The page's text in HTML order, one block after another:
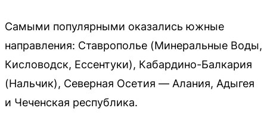
Самыми популярными оказались южные
направления: Ставрополье (Минеральные Воды,
Кисловодск, Ессентуки), Кабардино-Балкария
(Нальчик), Северная Осетия — Алания, Адыгея
и Чеченская республика.